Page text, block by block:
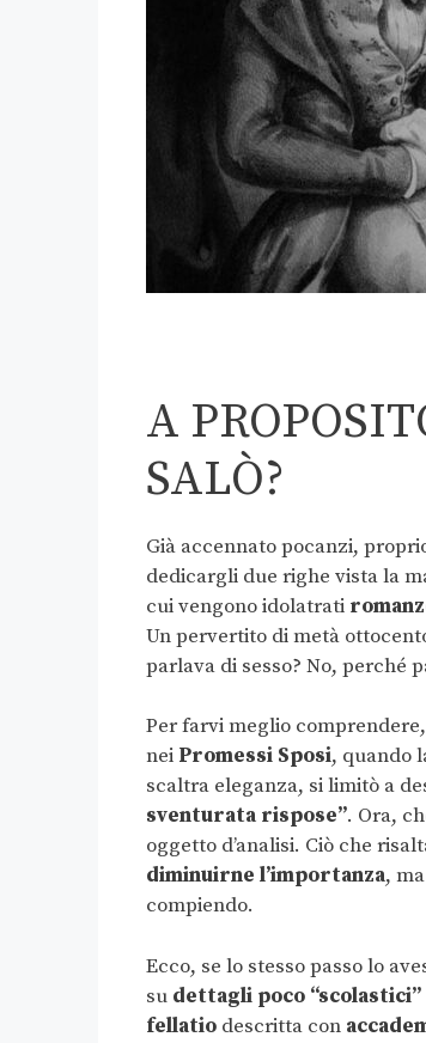
A
SALÒ?
Già accennato pocanzi,
dedicargli due righe vista la
cui vengono idolatrati
Un pervertito di metà
parlava di sesso? No, perché
Per farvi meglio
nei Promessi Sposi, quando
scaltra eleganza, si limitò a
sventurata rispose”. Ora,
oggetto d’analisi. Ciò che
diminuirne l’importanza,
compiendo.
Ecco, se lo stesso passo lo
su dettagli poco “scolastici”
fellatio descritta con